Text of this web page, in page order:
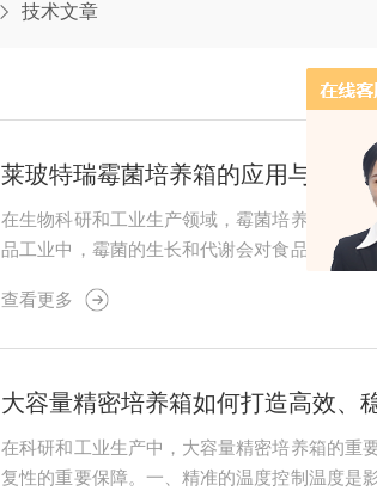
技术文章
莱玻特瑞霉菌培养箱的应用与性能
在生物科研和工业生产领域，霉菌培养是一项
品工业中，霉菌的生长和代谢会对食品的质量
箱，科研人员可以精确控制培养条件，优化发酵
查看更多
大容量精密培养箱如何打造高效、
在科研和工业生产中，大容量精密培养箱的重
复性的重要保障。一、精准的温度控制温度是